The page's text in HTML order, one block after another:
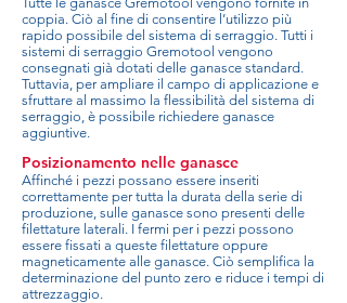
coppia. Ciò al fine di consentire l’utilizzo più
rapido possibile del sistema di serraggio. Tutti i
sistemi di serraggio Gremotool vengono
consegnati già dotati delle ganasce standard.
Tuttavia, per ampliare il campo di applicazione e
sfruttare al massimo la flessibilità del sistema di
serraggio, è possibile richiedere ganasce
aggiuntive.
Posizionamento nelle ganasce
Affinché i pezzi possano essere inseriti
correttamente per tutta la durata della serie di
produzione, sulle ganasce sono presenti delle
filettature laterali. I fermi per i pezzi possono
essere fissati a queste filettature oppure
magneticamente alle ganasce. Ciò semplifica la
determinazione del punto zero e riduce i tempi di
attrezzaggio.